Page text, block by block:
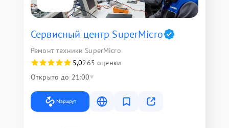
Сервисный центр SuperMicro
Ремонт техники SuperMicro
5,0265 оценки
Открыто до 21:00
Маршрут